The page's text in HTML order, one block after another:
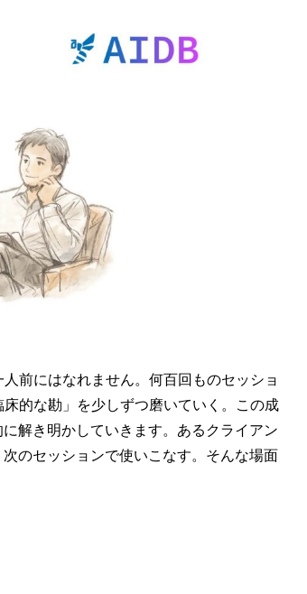
前にはなれません。何百回ものセッショ
的な勘」を少しずつ磨いていく。この成
解き明かしていきます。あるクライアン
のセッションで使いこなす。そんな場面